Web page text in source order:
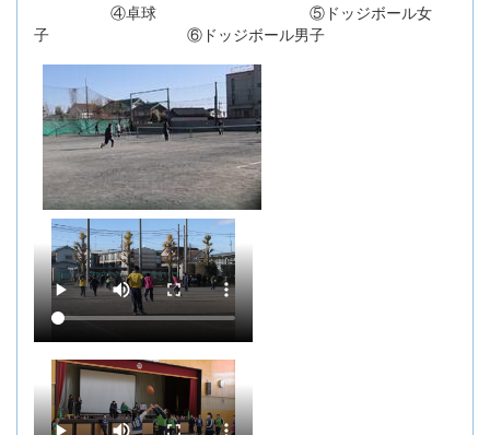
④卓球 ⑤ドッジボール女
子 ⑥ドッジボール男子